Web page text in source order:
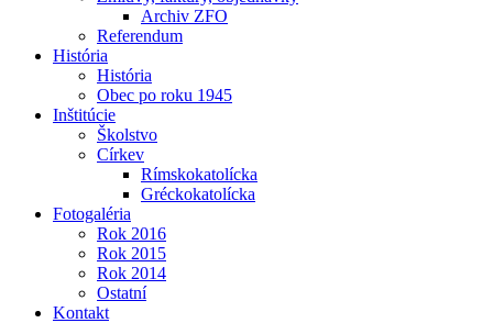
Archiv ZFO
Referendum
História
História
Obec po roku 1945
Inštitúcie
Školstvo
Církev
Rímskokatolícka
Gréckokatolícka
Fotogaléria
Rok 2016
Rok 2015
Rok 2014
Ostatní
Kontakt